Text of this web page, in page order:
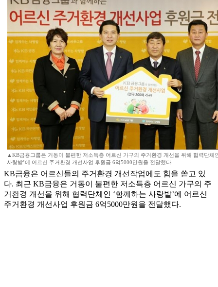
▲KB금융그룹은 거동이 불편한 저소득층 어르신 가구의 주거환경 개선을 위해 협력단체
사랑밭’에 어르신 주거환경 개선사업 후원금 6억5000만원을 전달했다.
KB금융은 어르신들의 주거환경 개선작업에도 힘을 쏟고 있
다. 최근 KB금융은 거동이 불편한 저소득층 어르신 가구의 주
거환경 개선을 위해 협력단체인 ‘함께하는 사랑밭’에 어르신
주거환경 개선사업 후원금 6억5000만원을 전달했다.